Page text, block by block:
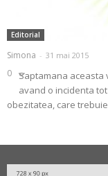
Editorial
Simona - 31 mai 2015
0 Saptamana aceasta
avand o incidenta
obezitatea, care